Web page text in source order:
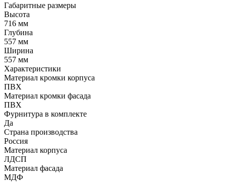
Габаритные размеры
Высота
716 мм
Глубина
557 мм
Ширина
557 мм
Характеристики
Материал кромки корпуса
ПВХ
Материал кромки фасада
ПВХ
Фурнитура в комплекте
Да
Страна производства
Россия
Материал корпуса
ЛДСП
Материал фасада
МДФ